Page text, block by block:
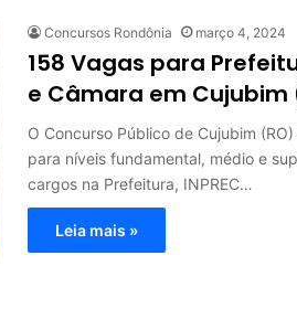
Concursos Rondônia março 4, 2024
158 Vagas para
e Câmara em Cujubim
O Concurso Público de Cujubim
para níveis fundamental, médio e
cargos na Prefeitura, INPREC…
Leia mais »